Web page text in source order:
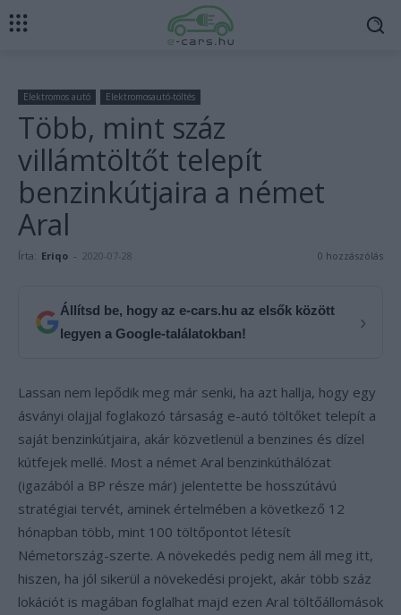
Elektromos autó Elektromosautó-töltés
Több, mint száz
villámtöltőt telepít
benzinkútjaira a német
Aral
Írta: Eriqo - 2020-07-28 0 hozzászólás
Állítsd be, hogy az e-cars.hu az elsők között
legyen a Google-találatokban!
›
Lassan nem lepődik meg már senki, ha azt hallja, hogy egy
ásványi olajjal foglakozó társaság e-autó töltőket telepít a
saját benzinkútjaira, akár közvetlenül a benzines és dízel
kútfejek mellé. Most a német Aral benzinkúthálózat
(igazából a BP része már) jelentette be hosszútávú
stratégiai tervét, aminek értelmében a következő 12
hónapban több, mint 100 töltőpontot létesít
Németország-szerte. A növekedés pedig nem áll meg itt,
hiszen, ha jól sikerül a növekedési projekt, akár több száz
lokációt is magában foglalhat majd ezen Aral töltőállomások